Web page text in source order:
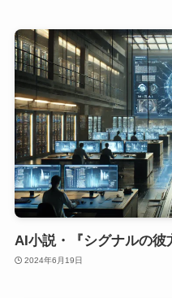
AI小説・『シグナルの彼
2024年6月19日